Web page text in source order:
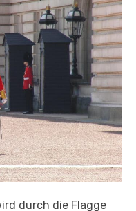
durch die Flagge